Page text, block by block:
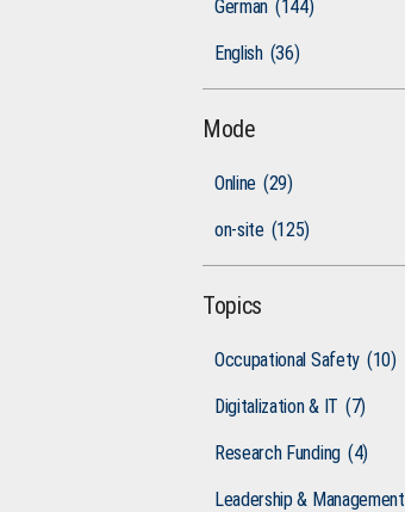
German (144)
English (36)
Mode
Online (29)
on-site (125)
Topics
Occupational Safety (10)
Digitalization & IT (7)
Research Funding (4)
Leadership & Management